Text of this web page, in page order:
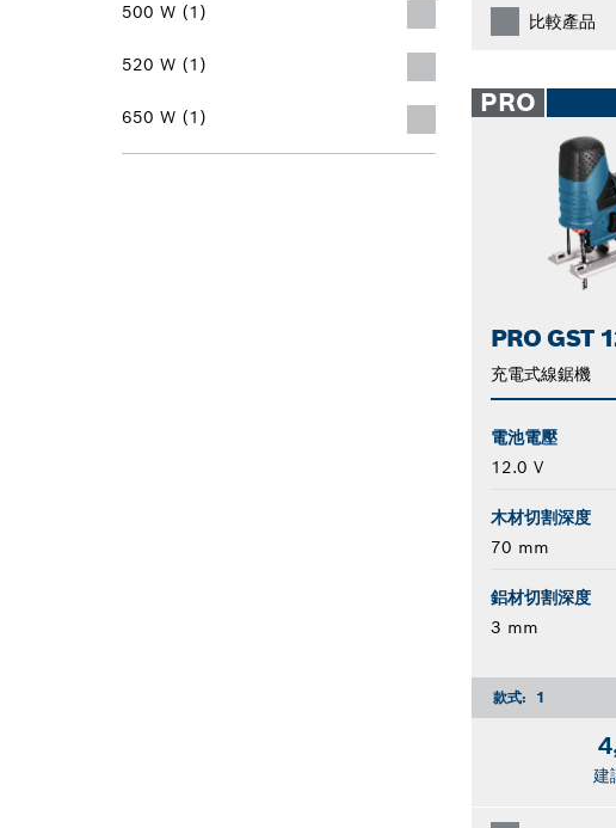
500 W (1)
520 W (1)
650 W (1)
比較產品
PRO
PRO GST
充電式線鋸機
電池電壓
12.0 V
木材切割深度
70 mm
鋁材切割深度
3 mm
款式: 1
建